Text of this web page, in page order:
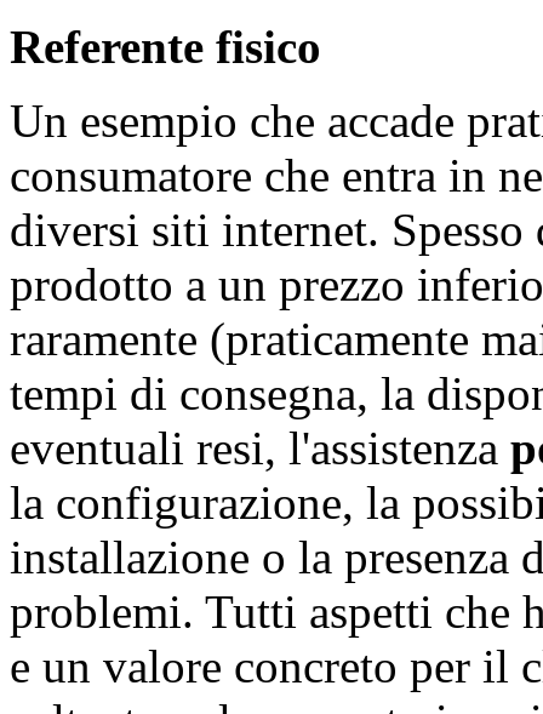
Referente fisico
Un esempio che accade
consumatore che entra in
diversi siti internet.
prodotto a un prezzo
raramente (praticamente
tempi di consegna, la
eventuali resi, l'assistenza
la configurazione, la
installazione o la presenza
problemi. Tutti aspetti che
e un valore concreto per il